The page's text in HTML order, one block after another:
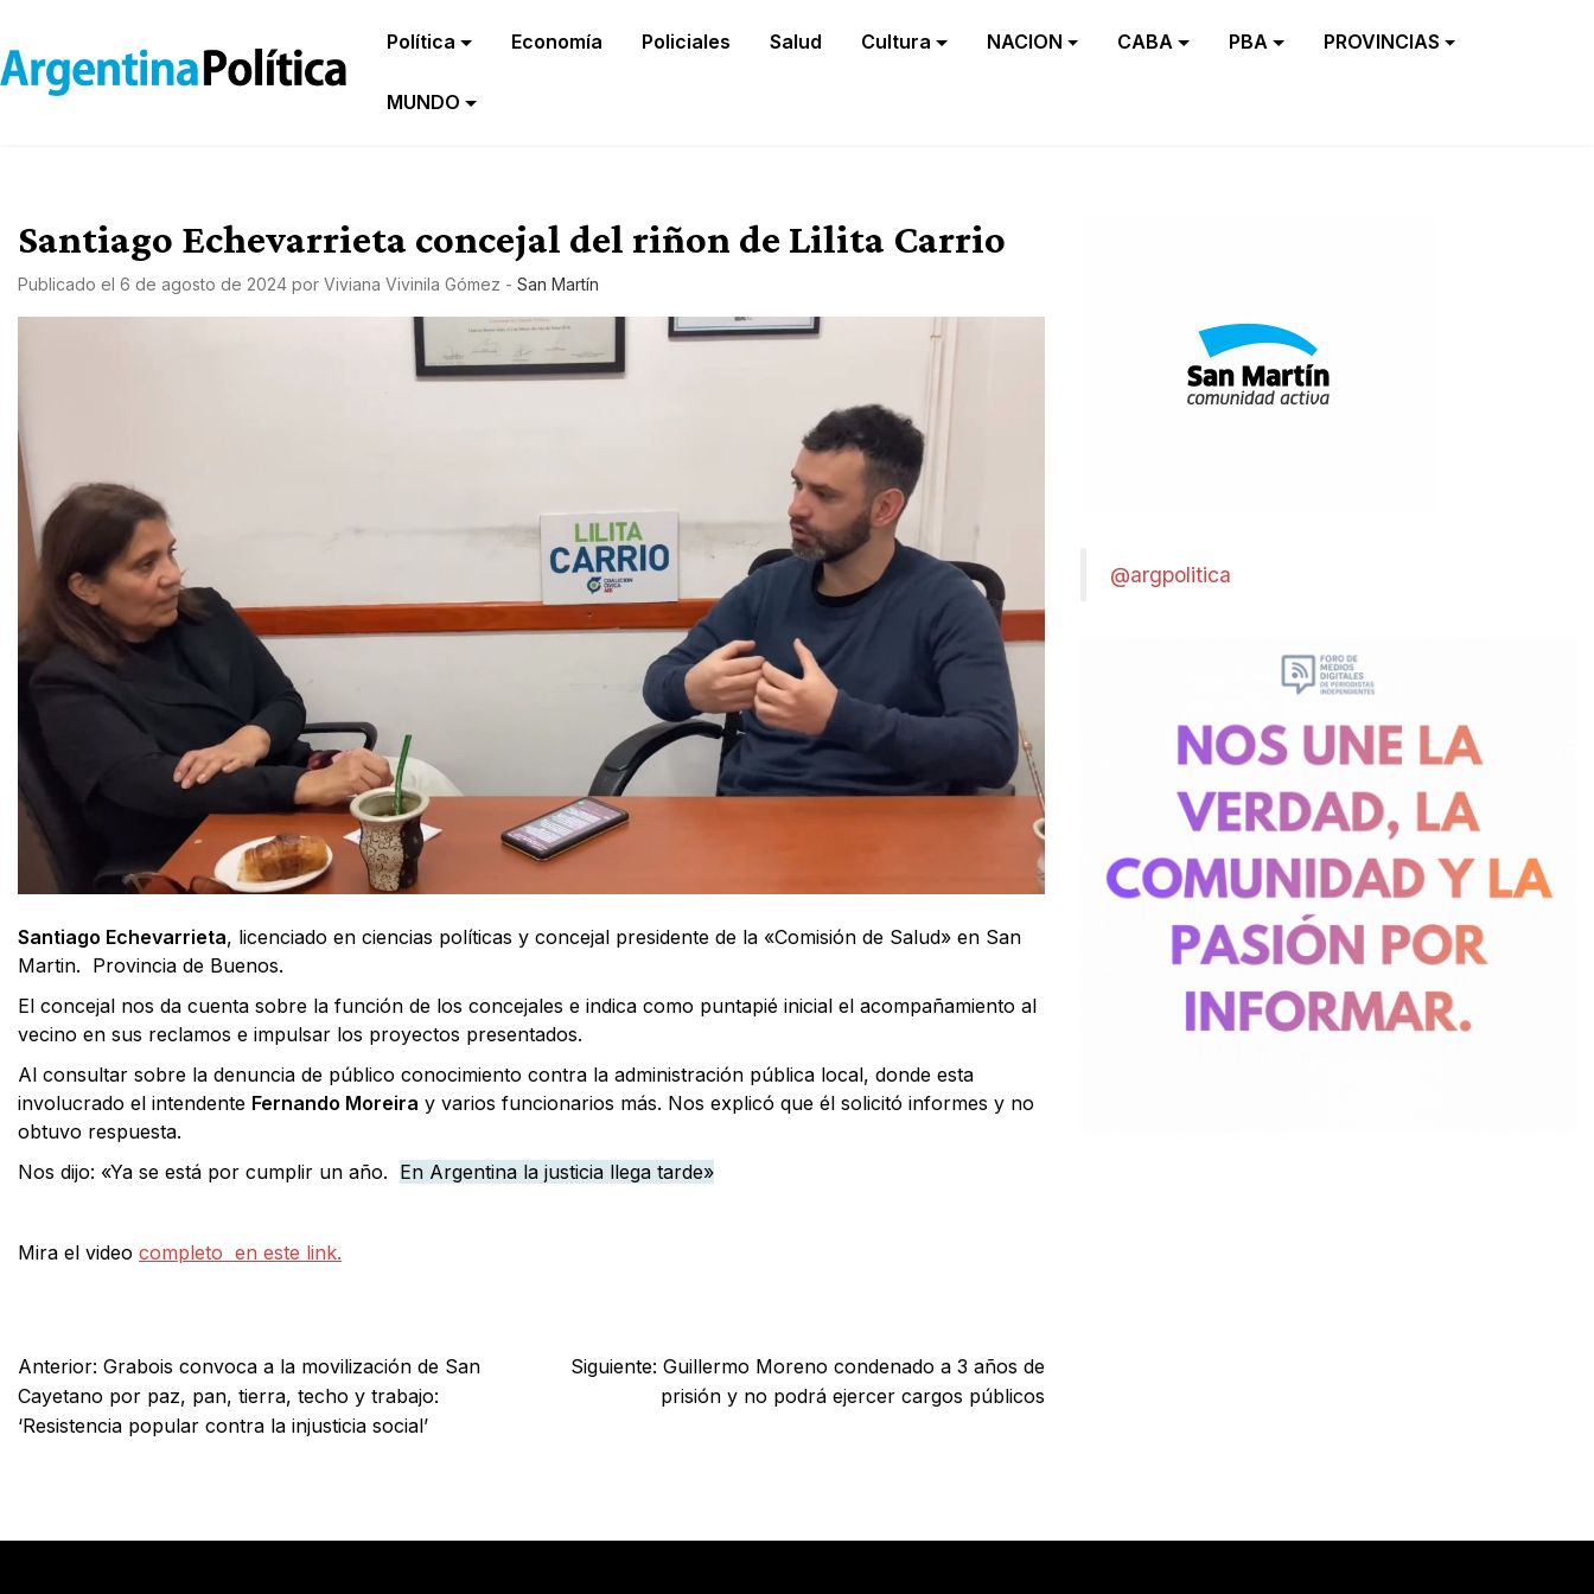
Política Economía Policiales Salud Cultura NACION CABA PBA PROVINCIAS
MUNDO
Santiago Echevarrieta concejal del riñon de Lilita Carrio
Publicado el 6 de agosto de 2024 por Viviana Vivinila Gómez - San Martín
Santiago Echevarrieta, licenciado en ciencias políticas y concejal presidente de la «Comisión de Salud» en San
Martin. Provincia de Buenos.
El concejal nos da cuenta sobre la función de los concejales e indica como puntapié inicial el acompañamiento al
vecino en sus reclamos e impulsar los proyectos presentados.
Al consultar sobre la denuncia de público conocimiento contra la administración pública local, donde esta
involucrado el intendente Fernando Moreira y varios funcionarios más. Nos explicó que él solicitó informes y no
obtuvo respuesta.
Nos dijo: «Ya se está por cumplir un año. En Argentina la justicia llega tarde»
Mira el video completo en este link.
Anterior: Grabois convoca a la movilización de San
Cayetano por paz, pan, tierra, techo y trabajo:
‘Resistencia popular contra la injusticia social’
Siguiente: Guillermo Moreno condenado a 3 años de
prisión y no podrá ejercer cargos públicos
@argpolitica